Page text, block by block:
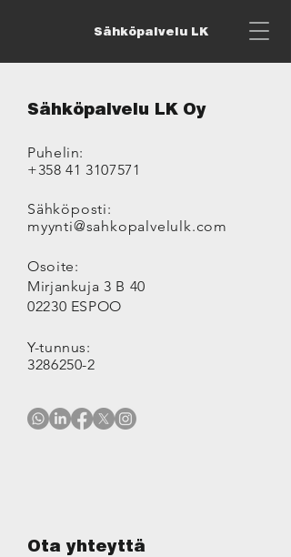
Sähköpalvelu LK
Sähköpalvelu LK Oy
Puhelin:
+358 41 3107571
Sähköposti:
myynti@sahkopalvelulk.com
Osoite:
Mirjankuja 3 B 40
02230 ESPOO
Y-tunnus:
3286250-2
Ota yhteyttä